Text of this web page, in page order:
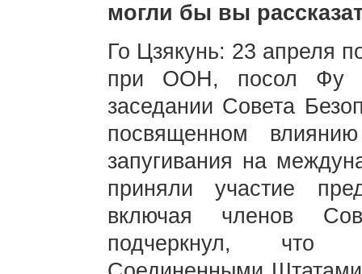
могли бы вы
Го Цзякунь: 23 апреля
при ООН, посол Фу
заседании Совета
посвященном
запугивания на
приняли участие
включая членов
подчеркнул, что